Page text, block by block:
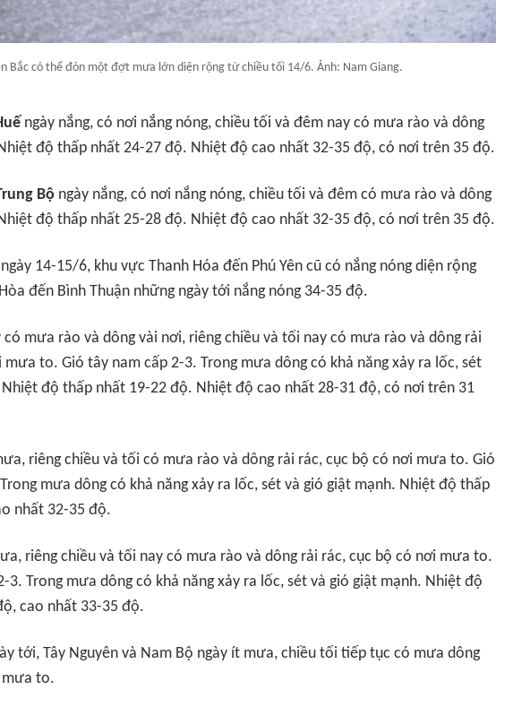
Bắc có thể đón một đợt mưa lớn diện rộng từ chiều tối 14/6. Ảnh: Nam Giang.
ngày nắng, có nơi nắng nóng, chiều tối và đêm nay có mưa rào và dông
độ thấp nhất 24-27 độ. Nhiệt độ cao nhất 32-35 độ, có nơi trên 35 độ.
Bộ ngày nắng, có nơi nắng nóng, chiều tối và đêm có mưa rào và dông
độ thấp nhất 25-28 độ. Nhiệt độ cao nhất 32-35 độ, có nơi trên 35 độ.
14-15/6, khu vực Thanh Hóa đến Phú Yên cũ có nắng nóng diện rộng
đến Bình Thuận những ngày tới nắng nóng 34-35 độ.
có mưa rào và dông vài nơi, riêng chiều và tối nay có mưa rào và dông rải
mưa to. Gió tây nam cấp 2-3. Trong mưa dông có khả năng xảy ra lốc, sét
độ thấp nhất 19-22 độ. Nhiệt độ cao nhất 28-31 độ, có nơi trên 31
riêng chiều và tối có mưa rào và dông rải rác, cục bộ có nơi mưa to. Gió
mưa dông có khả năng xảy ra lốc, sét và gió giật mạnh. Nhiệt độ thấp
nhất 32-35 độ.
riêng chiều và tối nay có mưa rào và dông rải rác, cục bộ có nơi mưa to.
3. Trong mưa dông có khả năng xảy ra lốc, sét và gió giật mạnh. Nhiệt độ
cao nhất 33-35 độ.
tới, Tây Nguyên và Nam Bộ ngày ít mưa, chiều tối tiếp tục có mưa dông
mưa to.